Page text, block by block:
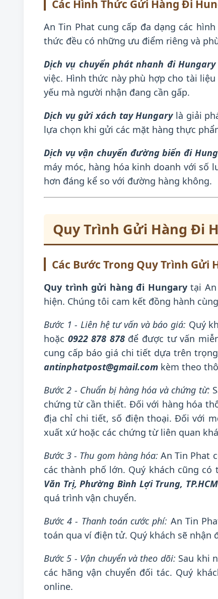
Các Hình Thức Gửi Hàng Đi
An Tin Phat cung cấp đa dạng các
thức đều có những ưu điểm riêng và
Dịch vụ chuyển phát nhanh đi Hungary
việc. Hình thức này phù hợp cho tài
yếu mà người nhận đang cần gấp.
Dịch vụ gửi xách tay Hungarylà giải
lựa chọn khi gửi các mặt hàng thực
Dịch vụ vận chuyển đường biển đi
máy móc, hàng hóa kinh doanh với số
hơn đáng kể so với đường hàng không.
Quy Trình Gửi Hàng Đi
Các Bước Trong Quy Trình Gửi
Quy trình gửi hàng đi Hungarytại An
hiện. Chúng tôi cam kết đồng hành
Bước 1 - Liên hệ tư vấn và báo giá: Quý
hoặc 0922 878 878để được tư vấn
cung cấp báo giá chi tiết dựa trên
antinphatpost@gmail.com kèm theo
Bước 2 - Chuẩn bị hàng hóa và chứng từ:
chứng từ cần thiết. Đối với hàng hóa
địa chỉ chi tiết, số điện thoại. Đối với
xuất xứ hoặc các chứng từ liên quan
Bước 3 - Thu gom hàng hóa: An Tin Phat
các thành phố lớn. Quý khách cũng
Văn Trị, Phường Bình Lợi Trung, TP.HCM
quá trình vận chuyển.
Bước 4 - Thanh toán cước phí: An Tin
toán qua ví điện tử. Quý khách sẽ
Bước 5 - Vận chuyển và theo dõi: Sau khi
các hãng vận chuyển đối tác. Quý
online.